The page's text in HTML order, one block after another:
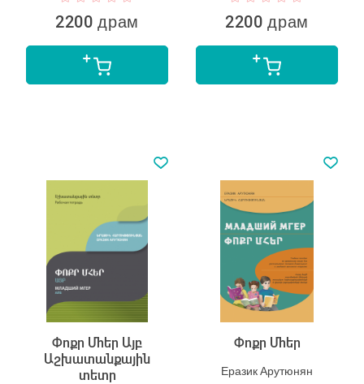
2200 драм 2200 драм
Փոքր Մհեր Այբ
Աշխատանքային
տետր
Փոքր Մհեր
Еразик Арутюнян